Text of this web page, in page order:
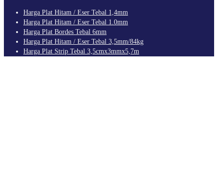
Harga Plat Hitam / Eser Tebal 1,4mm
Harga Plat Hitam / Eser Tebal 1.0mm
Harga Plat Bordes Tebal 6mm
Harga Plat Hitam / Eser Tebal 3,5mm/84kg
Harga Plat Strip Tebal 3,5cmx3mmx5,7m